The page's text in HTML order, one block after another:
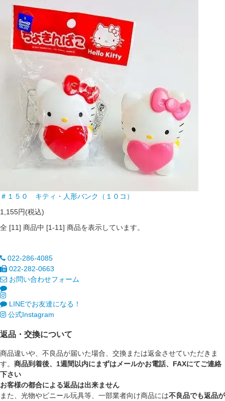
＃１５０ キティ・人形バンク（１０コ）
1,155円(税込)
全 [11] 商品中 [1-11] 商品を表示しています。
022-286-4085
022-282-0663
お問い合わせフォーム
LINEでお友達になる！
公式Instagram
返品・交換について
商品違いや、不良品が届いた場合、交換または返金させていただきま
す。 商品到着後、1週間以内にまずはメールかお電話、FAXにてご連絡
下さい
お客様の都合による返品は出来ません
また、光物やビニール玩具等、一部業者向け商品には不良品でも返品が